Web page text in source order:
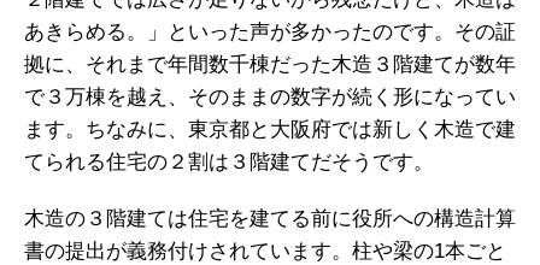
あきらめる。」といった声が多かったのです。その証
拠に、それまで年間数千棟だった木造３階建てが数年
で３万棟を越え、そのままの数字が続く形になってい
ます。ちなみに、東京都と大阪府では新しく木造で建
てられる住宅の２割は３階建てだそうです。
木造の３階建ては住宅を建てる前に役所への構造計算
書の提出が義務付けされています。柱や梁の1本ごと